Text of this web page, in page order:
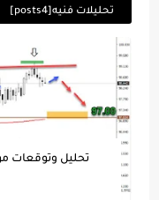
تحليلات فنيه[posts4]
تحليل وتوقعات مؤشر